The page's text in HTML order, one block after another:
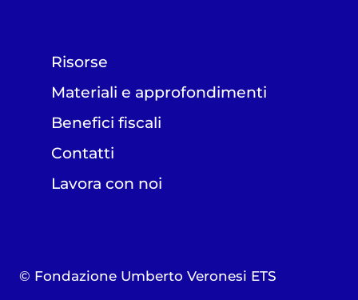
Risorse
Materiali e approfondimenti
Benefici fiscali
Contatti
Lavora con noi
© Fondazione Umberto Veronesi ETS